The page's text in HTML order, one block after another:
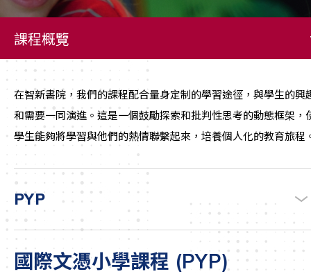
課程概覽
在智新書院，我們的課程配合量身定制的學習途徑，與學生的興
和需要一同演進。這是一個鼓勵探索和批判性思考的動態框架，
學生能夠將學習與他們的熱情聯繫起來，培養個人化的教育旅程
PYP
國際文憑小學課程 (PYP)